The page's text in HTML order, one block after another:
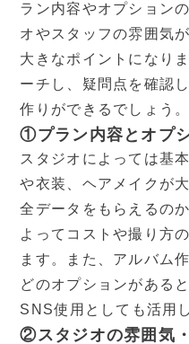
ラン内容やオプション
オやスタッフの雰囲気
大きなポイントになり
ーチし、疑問点を確認
作りができるでしょう。
①プラン内容とオプ
スタジオによっては基
や衣装、ヘアメイクが
全データをもらえるの
よってコストや撮り方
ます。また、アルバム
どのオプションがある
SNS使用としても活用
②スタジオの雰囲気